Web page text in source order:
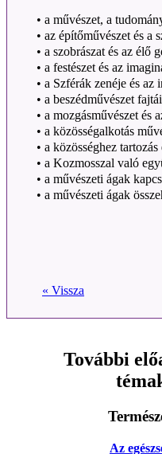
• a művészet, a
• az építőművészet és a
• a szobrászat és az élő
• a festészet és az
• a Szférák zenéje és az
• a beszédművészet
• a mozgásművészet és
• a közösségalkotás
• a közösséghez
• a Kozmosszal való
• a művészeti ágak
• a művészeti ágak
« Vissza
További
Az